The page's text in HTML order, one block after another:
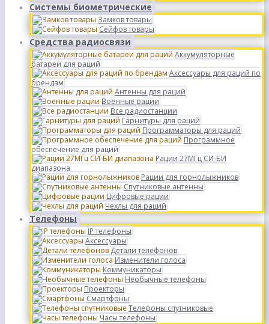
Системы биометрические
Замков товары
Сейфов товары
Средства радиосвязи
Аккумуляторные
батареи для раций
Аксессуары для раций по
брендам
Антенны для раций
Военные рации
Все радиостанции
Гарнитуры для раций
Программаторы для раций
Программное
обеспечение для раций
Рации 27МГц СИ-БИ
диапазона
Рации для горнолыжников
Спутниковые антенны
Цифровые рации
Чехлы для раций
Телефоны
IP телефоны
Аксессуары
Детали телефонов
Изменители голоса
Коммуникаторы
Необычные телефоны
Проекторы
Смартфоны
Телефоны спутниковые
Часы телефоны